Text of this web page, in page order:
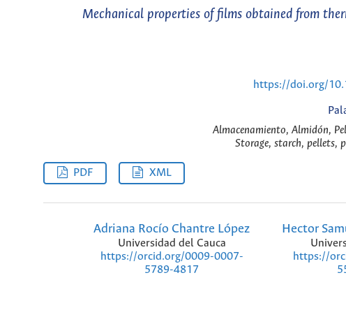
Mechanical properties of films obtained from
https://doi.org/
Almacenamiento, Almidón,
Storage, starch, pellets,
PDF XML
Adriana Rocío Chantre López
Universidad del Cauca
https://orcid.org/0009-0007-
5789-4817
Hector
https://